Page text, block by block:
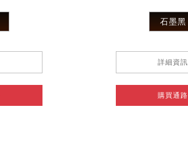
石墨黑
詳細資訊
購買通路